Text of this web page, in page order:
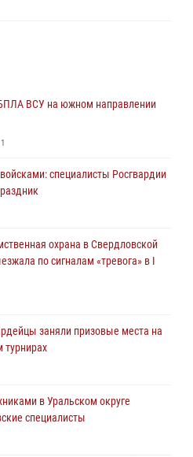
безопасности Дня
области
граждан на южном
в эфире телекомпании
ВСУ на южном направлении
1
специалисты Росгвардии
охрана в Свердловской
по сигналам «тревога» в I
заняли призовые места на
в Уральском округе
специалисты